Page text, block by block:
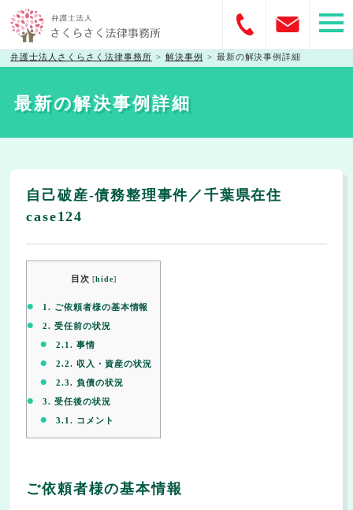
弁護士法人さくらさく法律事務所 > 解決事例 > 最新の解決事例詳細
最新の解決事例詳細
自己破産-債務整理事件／千葉県在住
case124
目次 [hide]
1. ご依頼者様の基本情報
2. 受任前の状況
2.1. 事情
2.2. 収入・資産の状況
2.3. 負債の状況
3. 受任後の状況
3.1. コメント
ご依頼者様の基本情報